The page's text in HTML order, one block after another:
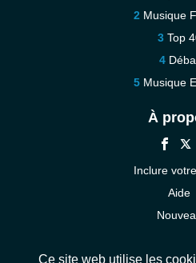
Musique
Top
Musique
À
Inclure
Aide
Ce site web utilise les